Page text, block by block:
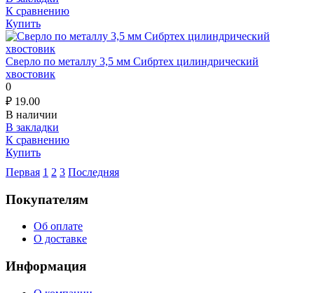
К сравнению
Купить
Сверло по металлу 3,5 мм Сибртех цилиндрический
хвостовик
0
₽ 19.00
В наличии
В закладки
К сравнению
Купить
Первая 1 2 3 Последняя
Покупателям
Об оплате
О доставке
Информация